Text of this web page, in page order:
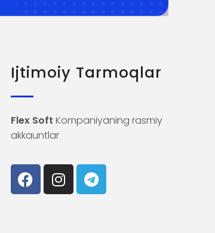
Ijtimoiy Tarmoqlar
Flex Soft Kompaniyaning rasmiy
akkauntlar